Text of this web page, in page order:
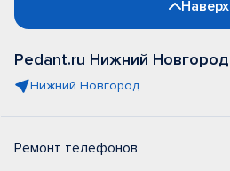
Наверх
Pedant.ru Нижний Новгород
Нижний Новгород
Ремонт телефонов